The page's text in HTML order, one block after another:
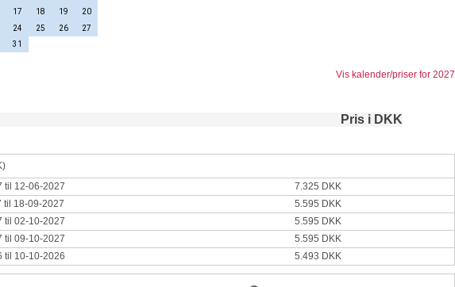
17
18 19
20
24
25 26
27
31
Vis kalender/priser for 2027
Pris i DKK
til 12-06-2027
7.325 DKK
til 18-09-2027
5.595 DKK
til 02-10-2027
5.595 DKK
til 09-10-2027
5.595 DKK
til 10-10-2026
5.493 DKK